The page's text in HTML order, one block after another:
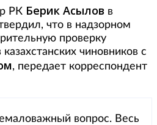
РК Берик Асылов в
что в надзорном
проверку
чиновников с
, передает корреспондент
вопрос. Весь